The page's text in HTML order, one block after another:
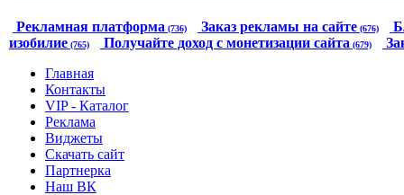
Рекламная платформа (736) Заказ рекламы на сайте (676)
изобилие (765) Получайте доход с монетизации сайта (679)
Главная
Контакты
VIP - Каталог
Реклама
Виджеты
Скачать сайт
Партнерка
Наш ВК